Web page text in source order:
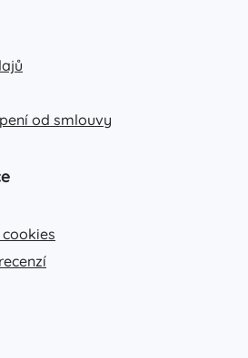
od smlouvy